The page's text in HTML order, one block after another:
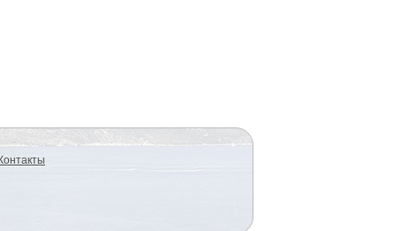
Контакты